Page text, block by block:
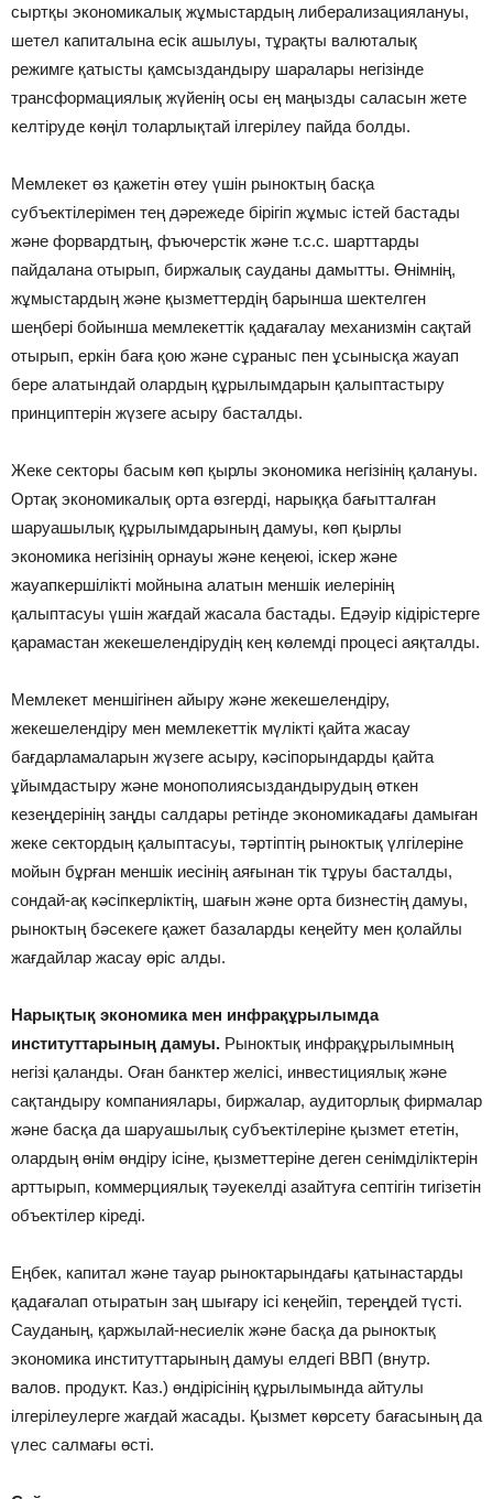
сыртқы экономикалық жұмыстардың либерализациялануы,
шетел капиталына есік ашылуы, тұрақты валюталық
режимге қатысты қамсыздандыру шаралары негізінде
трансформациялық жүйенің осы ең маңызды саласын жете
келтіруде көңіл толарлықтай ілгерілеу пайда болды.
Мемлекет өз қажетін өтеу үшін рыноктың басқа
субъектілерімен тең дәрежеде бірігіп жұмыс істей бастады
және форвардтың, фъючерстік және т.с.с. шарттарды
пайдалана отырып, биржалық сауданы дамытты. Өнімнің,
жұмыстардың және қызметтердің барынша шектелген
шеңбері бойынша мемлекеттік қадағалау механизмін сақтай
отырып, еркін баға қою және сұраныс пен ұсынысқа жауап
бере алатындай олардың құрылымдарын қалыптастыру
принциптерін жүзеге асыру басталды.
Жеке секторы басым көп қырлы экономика негізінің қалануы.
Ортақ экономикалық орта өзгерді, нарыққа бағытталған
шаруашылық құрылымдарының дамуы, көп қырлы
экономика негізінің орнауы және кеңеюі, іскер және
жауапкершілікті мойнына алатын меншік иелерінің
қалыптасуы үшін жағдай жасала бастады. Едәуір кідірістерге
қарамастан жекешелендірудің кең көлемді процесі аяқталды.
Мемлекет меншігінен айыру және жекешелендіру,
жекешелендіру мен мемлекеттік мүлікті қайта жасау
бағдарламаларын жүзеге асыру, кәсіпорындарды қайта
ұйымдастыру және монополиясыздандырудың өткен
кезеңдерінің заңды салдары ретінде экономикадағы дамыған
жеке сектордың қалыптасуы, тәртіптің рыноктық үлгілеріне
мойын бұрған меншік иесінің аяғынан тік тұруы басталды,
сондай-ақ кәсіпкерліктің, шағын және орта бизнестің дамуы,
рыноктың бәсекеге қажет базаларды кеңейту мен қолайлы
жағдайлар жасау өріс алды.
Нарықтық экономика мен инфрақұрылымда
институттарының дамуы. Рыноктық инфрақұрылымның
негізі қаланды. Оған банктер желісі, инвестициялық және
сақтандыру компаниялары, биржалар, аудиторлық фирмалар
және басқа да шаруашылық субъектілеріне қызмет ететін,
олардың өнім өндіру ісіне, қызметтеріне деген сенімділіктерін
арттырып, коммерциялық тәуекелді азайтуға септігін тигізетін
объектілер кіреді.
Еңбек, капитал және тауар рыноктарындағы қатынастарды
қадағалап отыратын заң шығару ісі кеңейіп, тереңдей түсті.
Сауданың, қаржылай-несиелік және басқа да рыноктық
экономика институттарының дамуы елдегі ВВП (внутр.
валов. продукт. Каз.) өндірісінің құрылымында айтулы
ілгерілеулерге жағдай жасады. Қызмет көрсету бағасының да
үлес салмағы өсті.